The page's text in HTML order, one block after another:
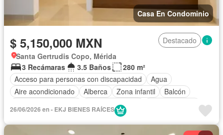
Casa En Condominio
$ 5,150,000 MXN
Destacado
Santa Gertrudis Copo, Mérida
3 Recámaras
3.5 Baños
280 m²
Acceso para personas con discapacidad
Agua
Aire acondicionado
Alberca Zona infantil
Balcón
Cocina equipada
Electricidad
Internet
26/06/2026 en - EKJ BIENES RAÍCES